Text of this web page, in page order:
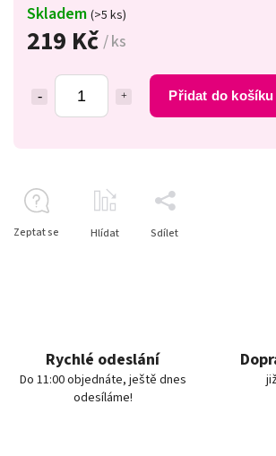
219 Kč / ks
Přidat do košíku
Skladem (>5 ks)
Zeptat se Hlídat Sdílet
Rychlé odeslání
Do 11:00 objednáte, ještě dnes
odesíláme!